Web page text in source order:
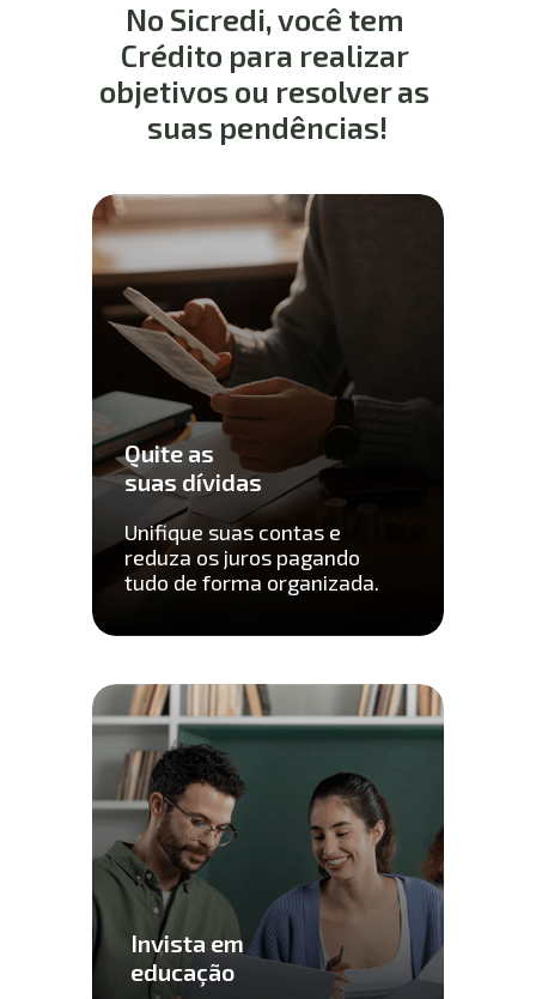
No Sicredi, você tem
Crédito para realizar
objetivos ou resolver as
suas pendências!
Quite as
suas dívidas
Invista em
educação
Unifique suas contas e
reduza os juros pagando
tudo de forma organizada.